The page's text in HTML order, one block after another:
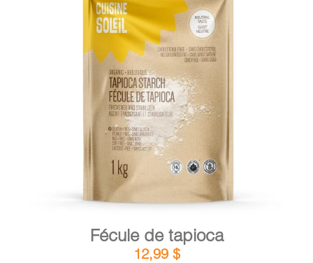
AJOUTER AU PANIER DÉTAILS
Fécule de tapioca
12,99 $